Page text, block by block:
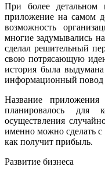
При более детальном
приложение на самом
возможность
многие задумывались
сделал решительный
свою потрясающую
история была
информационный повод
Название
планировалось для
осуществления
именно можно сделать
как получит прибыль.
Развитие бизнеса